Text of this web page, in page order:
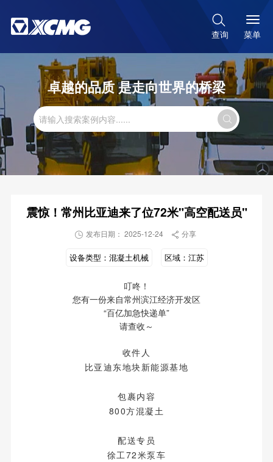

查询 菜单
卓越的品质 是走向世界的桥梁

震惊！常州比亚迪来了位72米"高空配送员"
 发布日期： 2025-12-24  分享
设备类型： 混凝土机械 区域： 江苏
叮咚！
您有一份来自常州滨江经济开发区
“百亿加急快递单”
请查收～
收件人
比亚迪东地块新能源基地
包裹内容
800方混凝土
配送专员
徐工72米泵车